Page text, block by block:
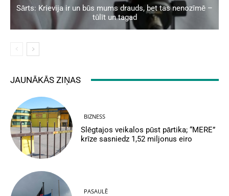
Sārts: Krievija ir un būs mums drauds, bet tas nenozīmē –
tūlīt un tagad
JAUNĀKĀS ZIŅAS
BIZNESS
Slēgtajos veikalos pūst pārtika; “MERE”
krīze sasniedz 1,52 miljonus eiro
PASAULĒ